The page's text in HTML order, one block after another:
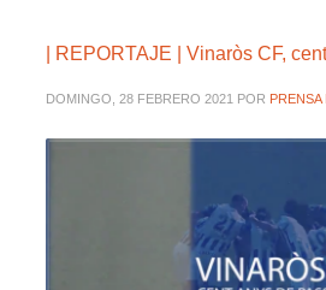
| REPORTAJE | Vinaròs CF,
DOMINGO, 28 FEBRERO 2021 POR PRENSA